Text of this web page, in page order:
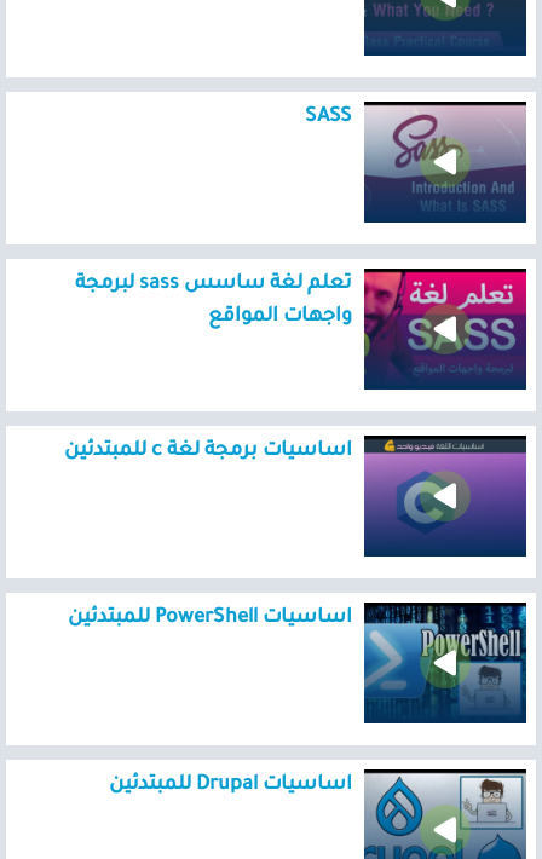
SASS
تعلم لغة ساسس sass لبرمجة
واجهات المواقع
اساسيات برمجة لغة c للمبتدئين
اساسيات PowerShell للمبتدئين
اساسيات Drupal للمبتدئين